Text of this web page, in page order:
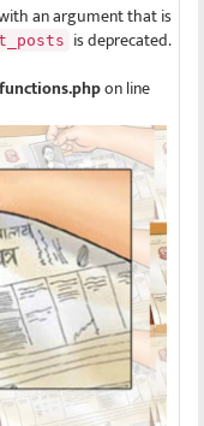
an argument that is
is deprecated.
on line